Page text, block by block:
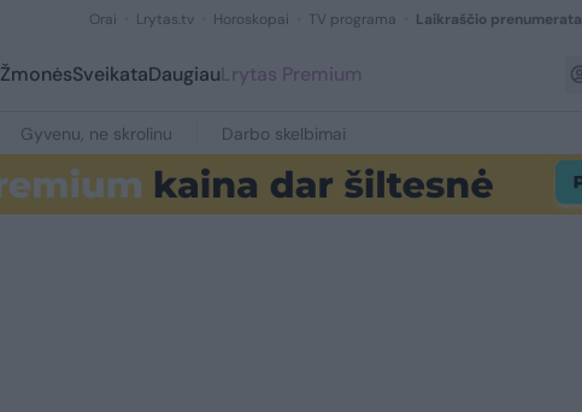
Orai Lrytas.tv Horoskopai TV programa Laikraščio prenumerata
ŽmonėsSveikataDaugiauLrytas Premium
Gyvenu, ne skrolinu Darbo skelbimai